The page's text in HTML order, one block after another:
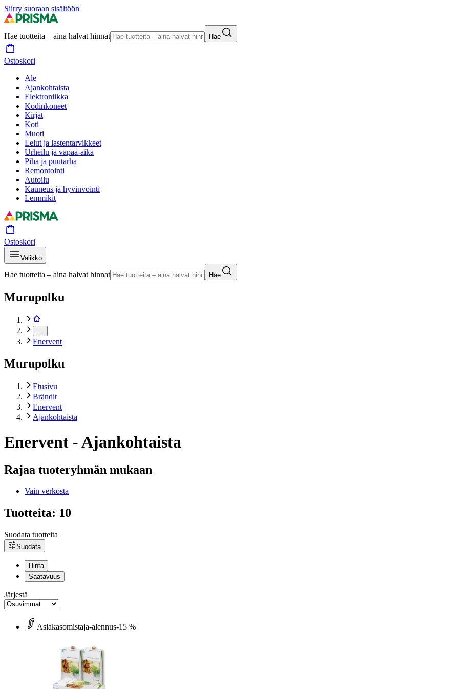
Siirry suoraan sisältöön
Hae tuotteita – aina halvat hinnat Hae
Ostoskori
Ale
Ajankohtaista
Elektroniikka
Kodinkoneet
Kirjat
Koti
Muoti
Lelut ja lastentarvikkeet
Urheilu ja vapaa-aika
Piha ja puutarha
Remontointi
Autoilu
Kauneus ja hyvinvointi
Lemmikit
Ostoskori
Valikko
Hae tuotteita – aina halvat hinnat Hae
Murupolku
Enervent
Murupolku
Etusivu
Brändit
Enervent
Ajankohtaista
Enervent - Ajankohtaista
Rajaa tuoteryhmän mukaan
Vain verkosta
Tuotteita: 10
Suodata tuotteita
Suodata
Hinta
Saatavuus
Järjestä
Asiakasomistaja-alennus-15 %